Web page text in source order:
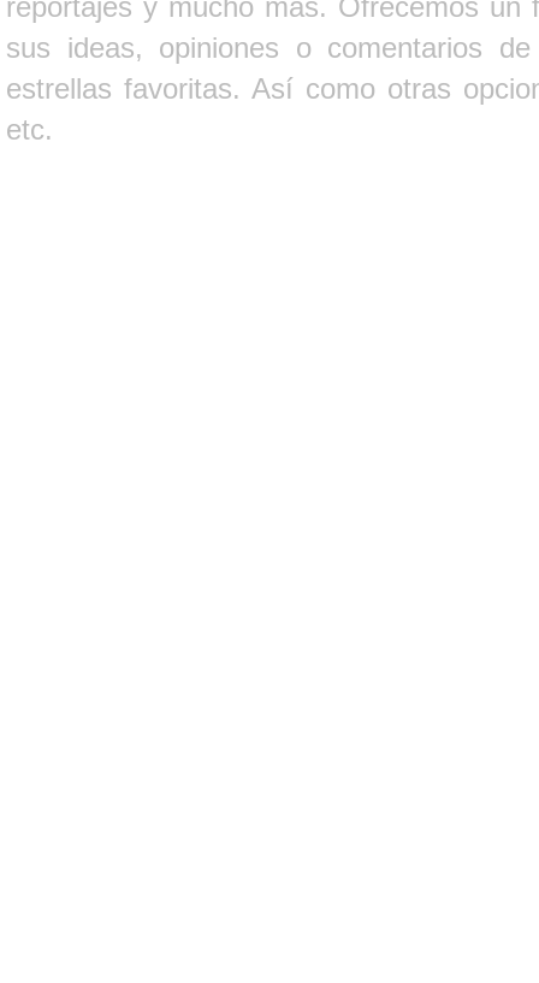
sus ideas, opiniones o comentarios
estrellas favoritas. Así como otras
etc.